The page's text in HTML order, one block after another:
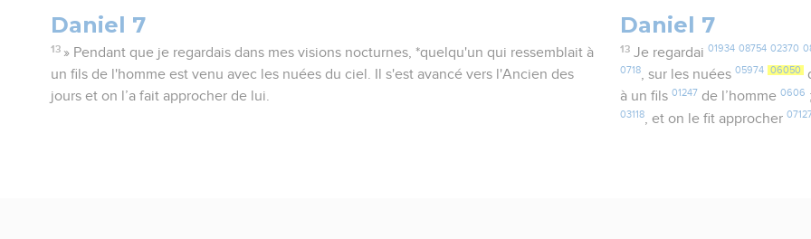
Daniel 7
13 » Pendant que je regardais dans mes visions nocturnes, *quelqu'un qui ressemblait à
un fils de l'homme est venu avec les nuées du ciel. Il s'est avancé vers l'Ancien des
jours et on l’a fait approcher de lui.
Daniel 7
13 Je regardai 01934 08754 02370
0718, sur les nuées05974 06050
à un fils01247 de l’homme0606
03118 , et on le fit approcher